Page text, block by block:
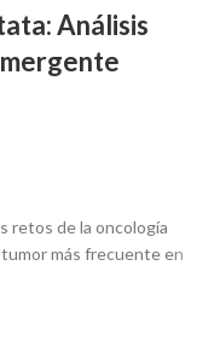
Análisis
retos de la oncología
más frecuente en